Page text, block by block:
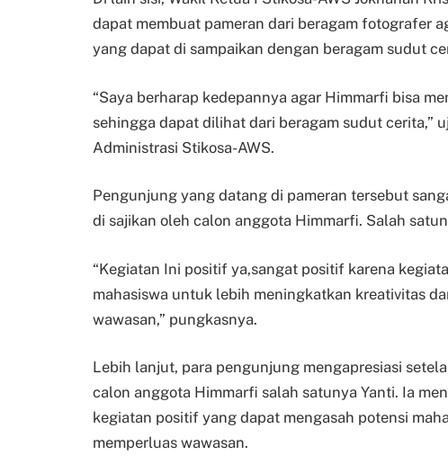
dapat membuat pameran dari beragam fotografer
yang dapat di sampaikan dengan beragam sudut
“Saya berharap kedepannya agar Himmarfi bisa
sehingga dapat dilihat dari beragam sudut cerita,”
Administrasi Stikosa-AWS.
Pengunjung yang datang di pameran tersebut
di sajikan oleh calon anggota Himmarfi. Salah
“Kegiatan Ini positif ya,sangat positif karena
mahasiswa untuk lebih meningkatkan kreativitas
wawasan,” pungkasnya.
Lebih lanjut, para pengunjung mengapresiasi
calon anggota Himmarfi salah satunya Yanti. Ia
kegiatan positif yang dapat mengasah potensi
memperluas wawasan.